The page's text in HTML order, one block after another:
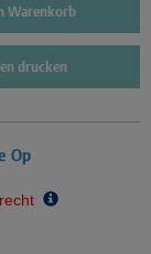
Warenkorb
drucken
Op